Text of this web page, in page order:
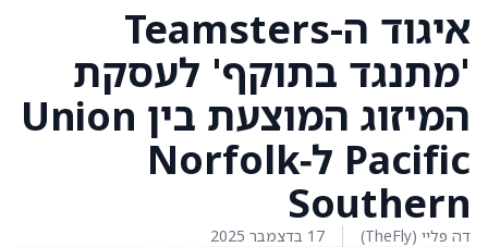
איגוד ה-Teamsters
'מתנגד בתוקף' לעסקת
המיזוג המוצעת בין Union
Pacific ל‑Norfolk
Southern
דה פליי (TheFly) 17 בדצמבר 2025